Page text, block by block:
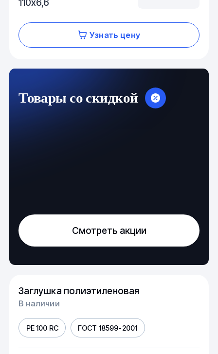
110х6,6
Узнать цену
Товары со скидкой
Смотреть акции
Заглушка полиэтиленовая
В наличии
PE 100 RC ГОСТ 18599-2001